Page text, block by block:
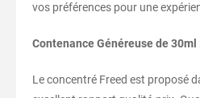
vos préférences pour une
Contenance Généreuse de 30ml
Le concentré Freed est proposé